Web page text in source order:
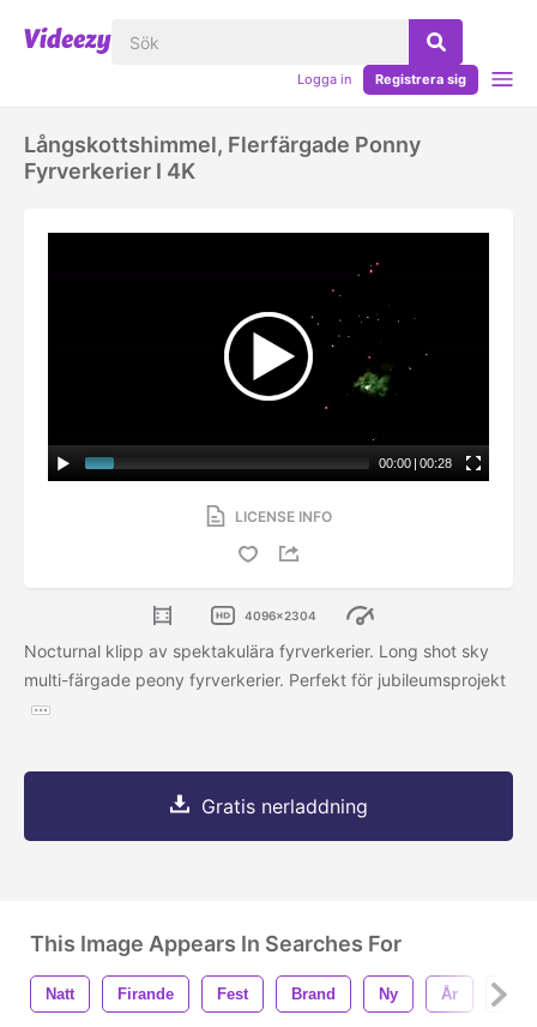
Logga in Registrera sig
Långskottshimmel, Flerfärgade Ponny
Fyrverkerier I 4K
00:00 | 00:28
LICENSE INFO
4096x2304
Nocturnal klipp av spektakulära fyrverkerier. Long shot sky
multi-färgade peony fyrverkerier. Perfekt för jubileumsprojekt
Gratis nerladdning
This Image Appears In Searches For
Natt Firande Fest Brand Ny År